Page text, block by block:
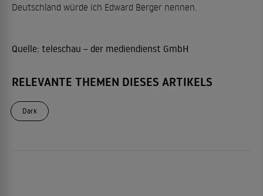
Deutschland würde ich Edward Berger nennen.
Quelle: teleschau – der mediendienst GmbH
RELEVANTE THEMEN DIESES ARTIKELS
Dark